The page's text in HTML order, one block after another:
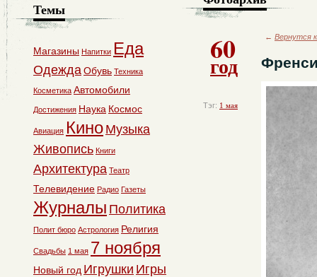
60
год
Тэг: 1 мая
← Вернутся
Темы
Магазины Напитки Еда
ОдеждаОбувь Техника
Косметика Автомобили
Достижения Наука Космос
Авиация Кино Музыка
Живопись Книги
Архитектура Театр
Телевидение Радио Газеты
Журналы Политика
Полит бюро Астрология Религия
Свадьбы 1 мая 7 ноября
Новый год Игрушки Игры